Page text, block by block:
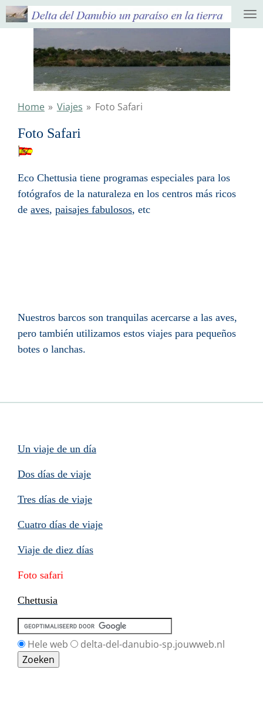
Ga
direct
hoofdinhoud
Home » Viajes » Foto Safari
Foto Safari
Eco Chettusia tiene programas especiales para los
fotógrafos de la naturaleza en los centros más ricos
de aves, paisajes fabulosos, etc
Nuestros barcos son tranquilas acercarse a las aves,
pero también utilizamos estos viajes para pequeños
botes o lanchas.
Un viaje de un día
Dos días de viaje
Tres días de viaje
Cuatro días de viaje
Viaje de diez días
Foto safari
Chettusia
Hele web delta-del-danubio-sp.jouwweb.nl